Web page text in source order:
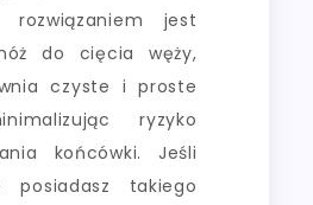
rozwiązaniem jest
do cięcia węży,
czyste i proste
ryzyko
końcówki. Jeśli
posiadasz takiego